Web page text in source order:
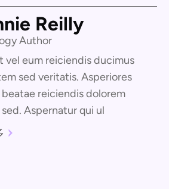
Reilly
Author
vel eum reiciendis ducimus
sed veritatis. Asperiores
reiciendis dolorem
Aspernatur qui ul